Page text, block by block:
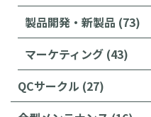
製品開発・新製品 (73)
マーケティング (43)
QCサークル (27)